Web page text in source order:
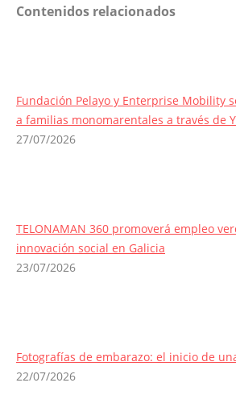
Contenidos relacionados
Fundación Pelayo y Enterprise Mobility
a familias monomarentales a través de
27/07/2026
TELONAMAN 360 promoverá empleo
innovación social en Galicia
23/07/2026
Fotografías de embarazo: el inicio de
22/07/2026